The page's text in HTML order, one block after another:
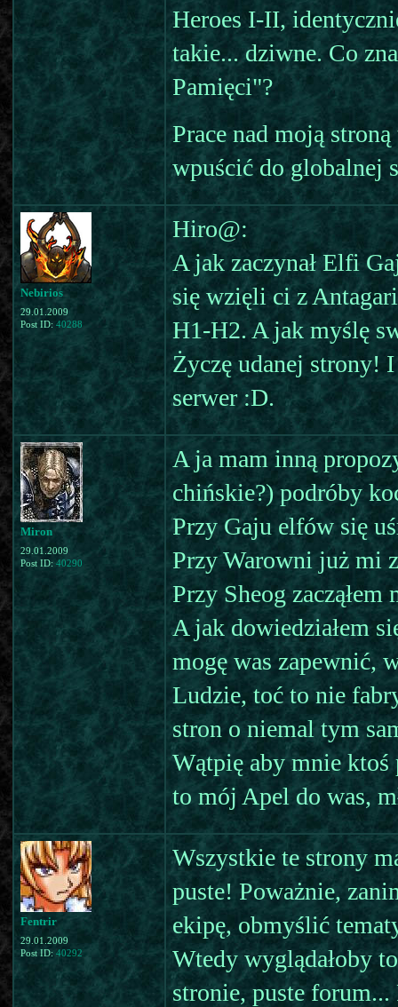
Heroes I-II,
takie... dziwne. Co
Pamięci"?
Prace nad moją
wpuścić do globalnej
Nebirios
29.01.2009
Post ID: 40288
Hiro@:
A jak zaczynał Elfi
się wzięli ci z
H1-H2. A jak myślę
Życzę udanej strony!
serwer :D.
Miron
29.01.2009
Post ID: 40290
A ja mam inną
chińskie?) podróby
Przy Gaju elfów się
Przy Warowni już mi
Przy Sheog zacząłem
A jak dowiedziałem
mogę was zapewnić,
Ludzie, toć to nie
stron o niemal tym
Wątpię aby mnie ktoś
to mój Apel do was,
Fentrir
29.01.2009
Post ID: 40292
Wszystkie te strony
puste! Poważnie,
ekipę, obmyślić
Wtedy wyglądałoby
stronie, puste